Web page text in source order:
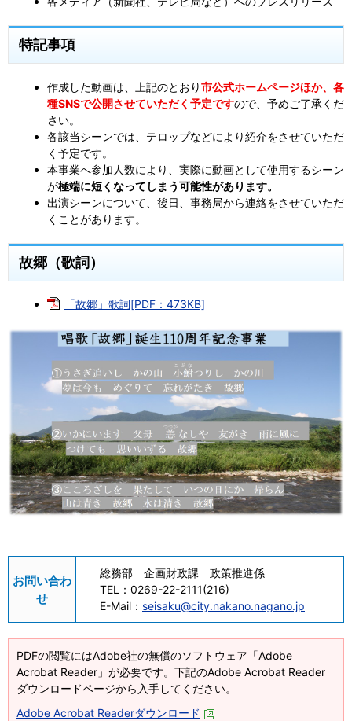
特記事項
作成した動画は、上記のとおり市公式ホームページほか、各
種SNSで公開させていただく予定ですので、予めご了承くだ
さい。
各該当シーンでは、テロップなどにより紹介をさせていただ
く予定です。
本事業へ参加人数により、実際に動画として使用するシーン
が極端に短くなってしまう可能性があります。
出演シーンについて、後日、事務局から連絡をさせていただ
くことがあります。
故郷（歌詞）
「故郷」歌詞[PDF：473KB]
お問い合わ
せ
総務部 企画財政課 政策推進係
TEL： 0269-22-2111(216)
E-Mail： seisaku@city.nakano.nagano.jp
PDFの閲覧にはAdobe社の無償のソフトウェア「Adobe
Acrobat Reader」が必要です。下記のAdobe Acrobat Reader
ダウンロードページから入手してください。
Adobe Acrobat Readerダウンロード